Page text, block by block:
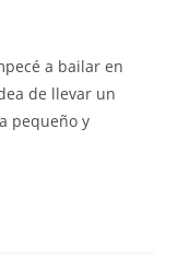
a bailar en
de llevar un
pequeño y